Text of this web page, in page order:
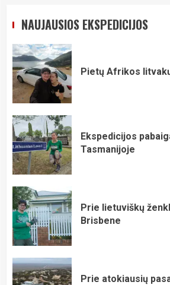
NAUJAUSIOS EKSPEDICIJOS
Pietų Afrikos
Ekspedicijos
Tasmanijoje
Prie lietuviškų
Brisbene
Prie atokiausių